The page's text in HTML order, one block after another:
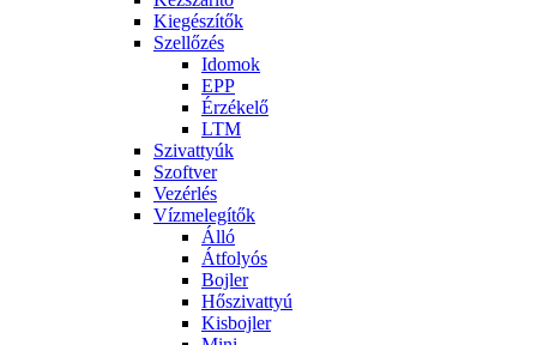
Kiegészítők
Szellőzés
Idomok
EPP
Érzékelő
LTM
Szivattyúk
Szoftver
Vezérlés
Vízmelegítők
Álló
Átfolyós
Bojler
Hőszivattyú
Kisbojler